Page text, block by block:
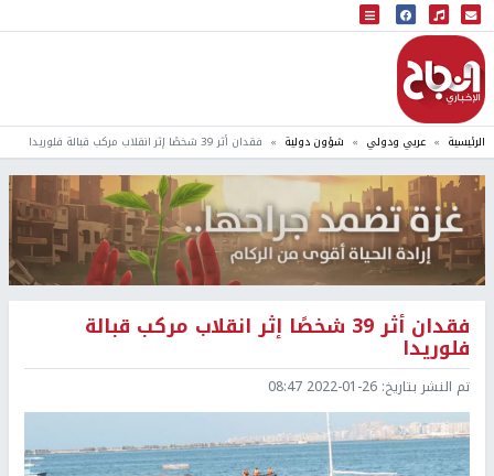
البث المباشر
إذاعة النجاح
الرئيسية عربي ودولي شؤون دولية فقدان أثر 39 شخصًا إثر انقلاب مركب قبالة فلوريدا
فقدان أثر 39 شخصًا إثر انقلاب مركب قبالة
فلوريدا
تم النشر بتاريخ: 2022-01-26 08:47